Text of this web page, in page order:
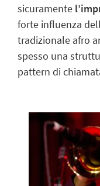
sicuramente
forte influenza
tradizionale afro
spesso una
pattern di